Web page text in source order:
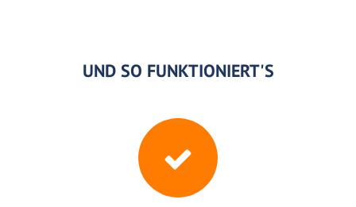
UND SO FUNKTIONIERT'S